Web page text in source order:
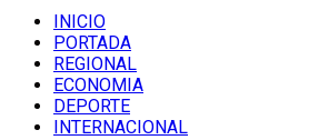
INICIO
PORTADA
REGIONAL
ECONOMIA
DEPORTE
INTERNACIONAL